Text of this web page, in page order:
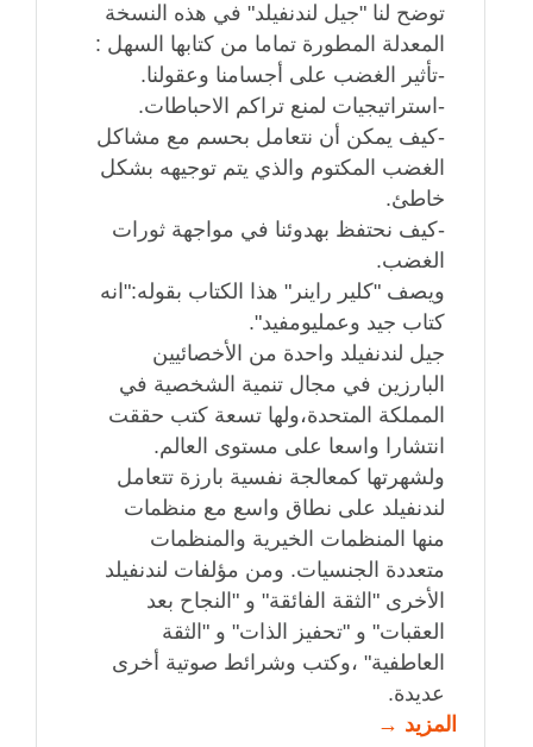
توضح لنا "جيل لندنفيلد" في هذه النسخة
المعدلة المطورة تماما من كتابها السهل :
-تأثير الغضب على أجسامنا وعقولنا.
-استراتيجيات لمنع تراكم الاحباطات.
-كيف يمكن أن نتعامل بحسم مع مشاكل
الغضب المكتوم والذي يتم توجيهه بشكل
خاطئ.
-كيف نحتفظ بهدوئنا في مواجهة ثورات
الغضب.
ويصف "كلير راينر" هذا الكتاب بقوله:"انه
كتاب جيد وعمليومفيد".
جيل لندنفيلد واحدة من الأخصائيين
البارزين في مجال تنمية الشخصية في
المملكة المتحدة،ولها تسعة كتب حققت
انتشارا واسعا على مستوى العالم.
ولشهرتها كمعالجة نفسية بارزة تتعامل
لندنفيلد على نطاق واسع مع منظمات
منها المنظمات الخيرية والمنظمات
متعددة الجنسيات. ومن مؤلفات لندنفيلد
الأخرى "الثقة الفائقة" و "النجاح بعد
العقبات" و "تحفيز الذات" و "الثقة
العاطفية" ،وكتب وشرائط صوتية أخرى
عديدة.
المزيد →